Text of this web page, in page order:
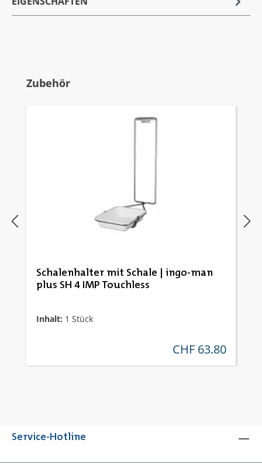
Produktgalerie überspringen
Zubehör
Schalenhalter mit Schale | ingo-man
plus SH 4 IMP Touchless
Inhalt: 1 Stück
regulärer preis:
CHF 63.80
Service-Hotline